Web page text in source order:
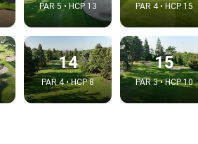
PAR 5 • HCP 13 PAR 4 • HCP 15
14
PAR 4 • HCP 8
15
PAR 3 • HCP 10